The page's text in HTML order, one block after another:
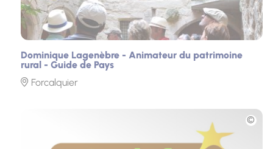
Dominique Lagenèbre - Animateur du patrimoine
rural - Guide de Pays
Forcalquier